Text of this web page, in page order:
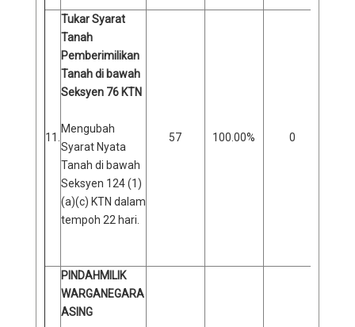
11.
Tukar Syarat
Tanah
Pemberimilikan
Tanah di bawah
Seksyen 76 KTN
Mengubah
Syarat Nyata
Tanah di bawah
Seksyen 124 (1)
(a)(c) KTN dalam
tempoh 22 hari.
57 100.00% 0
PINDAHMILIK
WARGANEGARA
ASING